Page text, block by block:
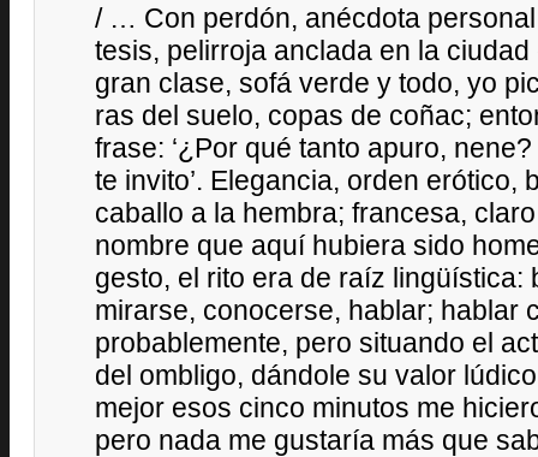
/ … Con perdón, anécdota
tesis, pelirroja anclada en la
gran clase, sofá verde y todo, yo
ras del suelo, copas de coñac;
frase: ‘¿Por qué tanto apuro,
te invito’. Elegancia, orden erótico,
caballo a la hembra; francesa,
nombre que aquí hubiera sido
gesto, el rito era de raíz lingüística:
mirarse, conocerse, hablar; hablar
probablemente, pero situando el
del ombligo, dándole su valor
mejor esos cinco minutos me
pero nada me gustaría más que